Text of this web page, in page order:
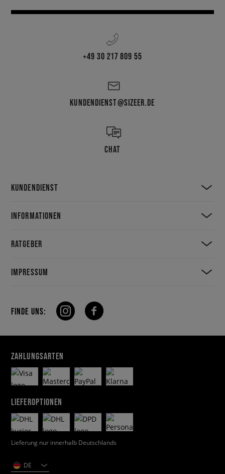
+49 30 217 809 55
KUNDENDIENST@SIZEER.DE
CHAT
KUNDENDIENST
INFORMATIONEN
RATGEBER
IMPRESSUM
FINDE UNS:
ZAHLUNGSARTEN
LIEFEROPTIONEN
Lieferung nur innerhalb Deutschlands
DE